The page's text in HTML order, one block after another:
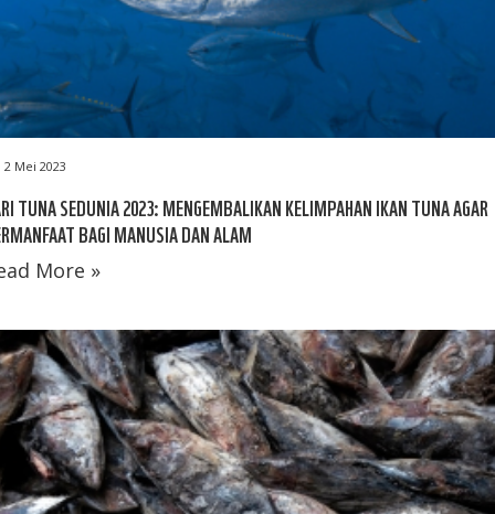
2 Mei 2023
TUNA SEDUNIA 2023: MENGEMBALIKAN KELIMPAHAN IKAN TUNA AGAR
BAGI MANUSIA DAN ALAM
More »